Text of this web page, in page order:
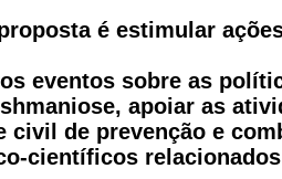
é estimular
eventos sobre as
apoiar as
civil de prevenção e
científicos